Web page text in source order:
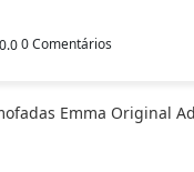
0.00 Comentários